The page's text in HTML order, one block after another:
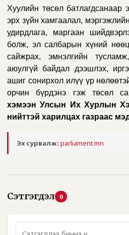
Хуулийн төсөл батлагдсанаар
эрх зүйн хамгаалал,
удирдлага, маргаан
болж, эл салбарын хүний
сайжрах, эмнэлгийн
аюулгүй байдал дээшлэх,
ашиг сонирхол илүү үр
орчин бүрдэнэ гэж төсөл
хэмээн Улсын Их Хурлын
нийттэй харилцах газраас
Эх сурвалж: parliament.mn
Сэтгэгдэл 0